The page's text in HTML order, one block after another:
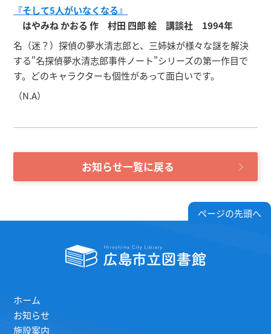
『そして5人がいなくなる』
はやみね かおる 作 村田 四郎 絵 講談社 1994年
名（迷？）探偵の夢水清志郎と、三姉妹が様々な謎を解決
する"名探偵夢水清志郎事件ノート"シリーズの第一作目で
す。どのキャラクターも個性があって面白いです。
（N.A）
お知らせ一覧に戻る
ページの先頭へ
ホーム
お知らせ
施設案内